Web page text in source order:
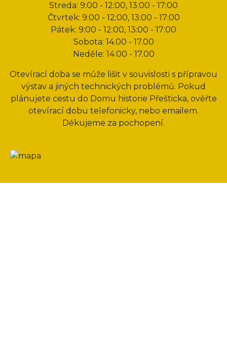
Streda: 9:00 - 12:00, 13:00 - 17:00
Čtvrtek: 9:00 - 12:00, 13:00 - 17:00
Pátek: 9:00 - 12:00, 13:00 - 17:00
Sobota: 14.00 - 17.00
Neděle: 14.00 - 17.00
Otevírací doba se může lišit v souvislosti s přípravou
výstav a jiných technických problémů. Pokud
plánujete cestu do Domu historie Přešticka, ověřte
otevírací dobu telefonicky, nebo emailem.
Děkujeme za pochopení.